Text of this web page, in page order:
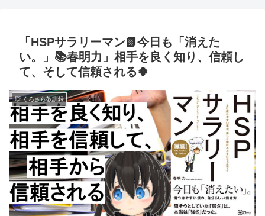
「HSPサラリーマン📗今日も「消えた
い。」📚春明力」相手を良く知り、信頼し
て、そして信頼される🍀
💥 くろさら教訓録